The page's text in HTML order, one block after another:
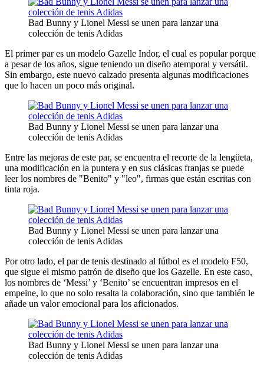
Bad Bunny y Lionel Messi se unen para lanzar una
colección de tenis Adidas
El primer par es un modelo Gazelle Indor, el cual es popular porque
a pesar de los años, sigue teniendo un diseño atemporal y versátil.
Sin embargo, este nuevo calzado presenta algunas modificaciones
que lo hacen un poco más original.
Bad Bunny y Lionel Messi se unen para lanzar una
colección de tenis Adidas
Entre las mejoras de este par, se encuentra el recorte de la lengüeta,
una modificación en la puntera y en sus clásicas franjas se puede
leer los nombres de "Benito" y "leo", firmas que están escritas con
tinta roja.
Bad Bunny y Lionel Messi se unen para lanzar una
colección de tenis Adidas
Por otro lado, el par de tenis destinado al fútbol es el modelo F50,
que sigue el mismo patrón de diseño que los Gazelle. En este caso,
los nombres de ‘Messi’ y ‘Benito’ se encuentran impresos en el
empeine, lo que no solo resalta la colaboración, sino que también le
añade un valor emocional para los aficionados.
Bad Bunny y Lionel Messi se unen para lanzar una
colección de tenis Adidas